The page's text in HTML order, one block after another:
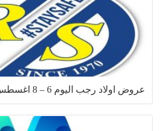
عروض اولاد رجب اليوم 6 – 8 اغسطس 2026 نهاية الاسبوع